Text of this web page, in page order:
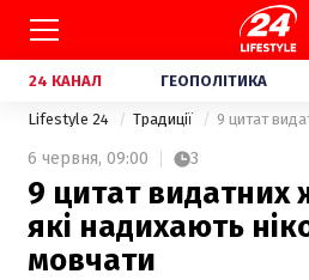
24 КАНАЛ ГЕОПОЛІТИКА
Lifestyle 24 Традиції
6 червня, 09:00 3
9 цитат видатних
які надихають
мовчати